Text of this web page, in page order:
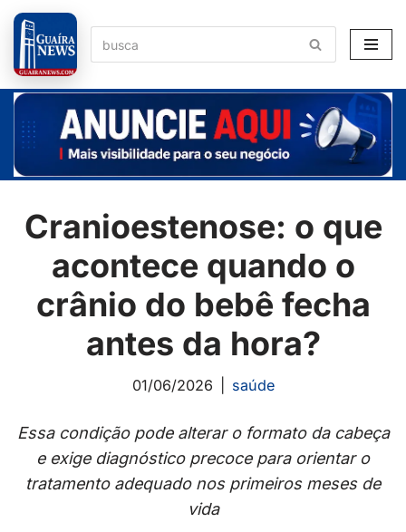
Pular
para
o
conteúdo
Cranioestenose: o que
acontece quando o
crânio do bebê fecha
antes da hora?
01/06/2026 saúde
Essa condição pode alterar o formato da cabeça
e exige diagnóstico precoce para orientar o
tratamento adequado nos primeiros meses de
vida